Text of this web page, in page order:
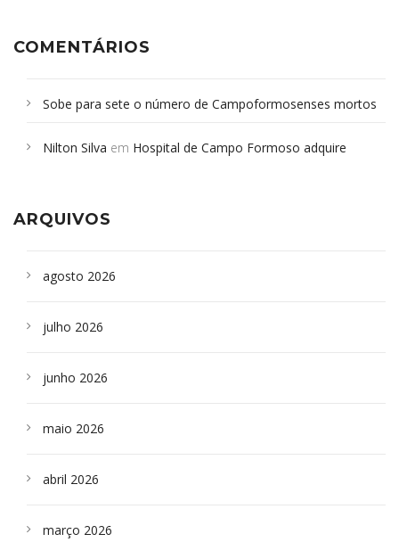
COMENTÁRIOS
Sobe para sete o número de Campoformosenses mortos
Campoformosenses que morreram em desabamentos são
Nilton Silva em Hospital de Campo Formoso adquire
ARQUIVOS
agosto 2026
julho 2026
junho 2026
maio 2026
abril 2026
março 2026